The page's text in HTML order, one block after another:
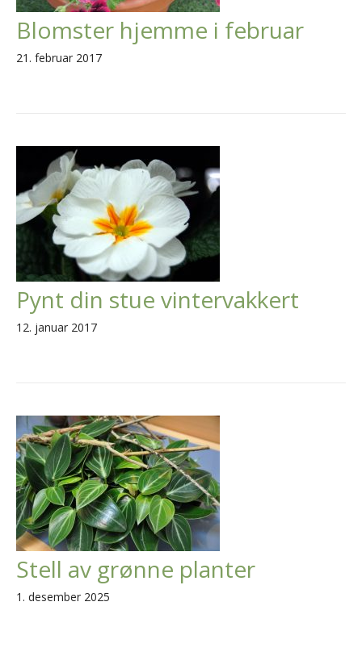
Blomster hjemme i februar
21. februar 2017
Pynt din stue vintervakkert
12. januar 2017
Stell av grønne planter
1. desember 2025